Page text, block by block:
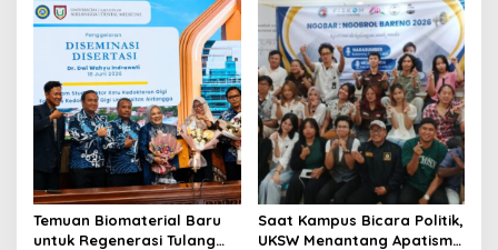
Temuan Biomaterial Baru
untuk Regenerasi Tulang
Saat Kampus Bicara Politik,
UKSW Menantang Apatisme